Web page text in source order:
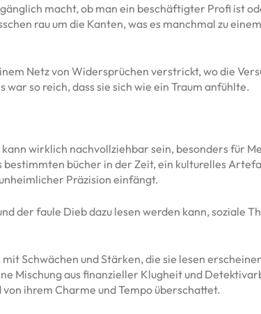
macht, ob man ein beschäftigter Profi ist
rau um die Kanten, was es manchmal zu einem
Netz von Widersprüchen verstrickt, wo die
so reich, dass sie sich wie ein Traum anfühlte.
wirklich nachvollziehbar sein, besonders für
bücher in der Zeit, ein kulturelles
Präzision einfängt.
der faule Dieb dazu lesen werden kann, soziale
Schwächen und Stärken, die sie lesen
Mischung aus finanzieller Klugheit und
ihrem Charme und Tempo überschattet.